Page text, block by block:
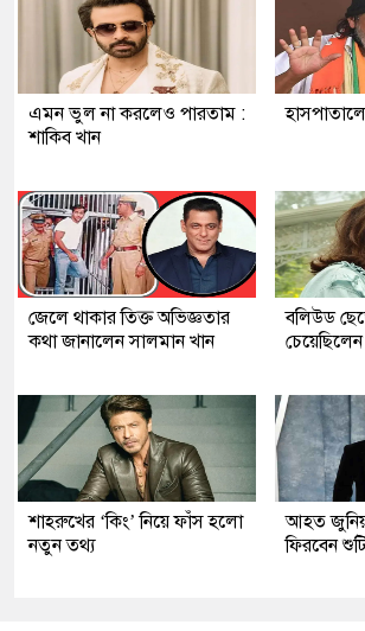
এমন ভুল না করলেও পারতাম :
শাকিব খান
জেলে থাকার তিক্ত অভিজ্ঞতার
কথা জানালেন সালমান খান
বলিউড
শাহরুখের ‘কিং’ নিয়ে ফাঁস হলো
নতুন তথ্য
আহত
ফিরবেন